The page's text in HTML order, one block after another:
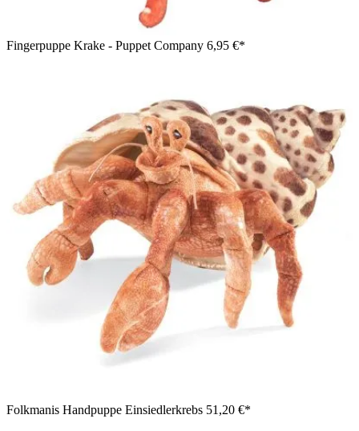
Fingerpuppe Krake - Puppet Company 6,95 €*
Folkmanis Handpuppe Einsiedlerkrebs 51,20 €*